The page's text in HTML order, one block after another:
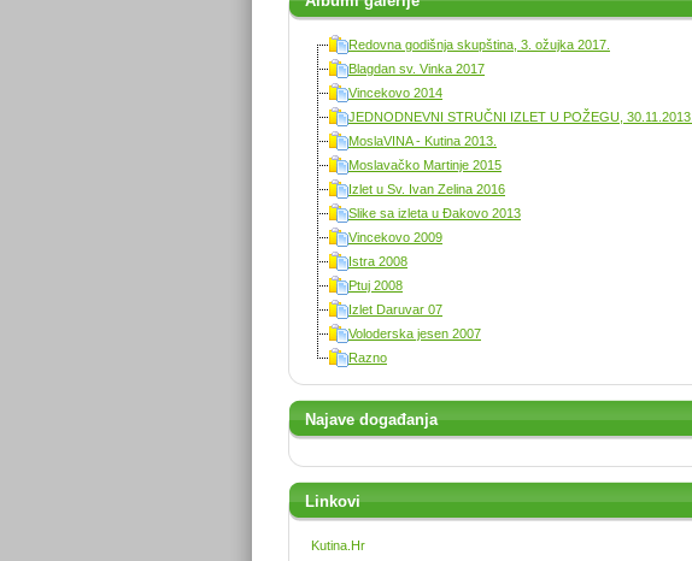
Redovna godišnja skupština, 3. ožujka 2017.
Blagdan sv. Vinka 2017
Vincekovo 2014
JEDNODNEVNI STRUČNI IZLET U POŽEGU, 30.11.2013.
MoslaVINA - Kutina 2013.
Moslavačko Martinje 2015
Izlet u Sv. Ivan Zelina 2016
Slike sa izleta u Đakovo 2013
Vincekovo 2009
Istra 2008
Ptuj 2008
Izlet Daruvar 07
Voloderska jesen 2007
Razno
Najave događanja
Linkovi
Kutina.Hr